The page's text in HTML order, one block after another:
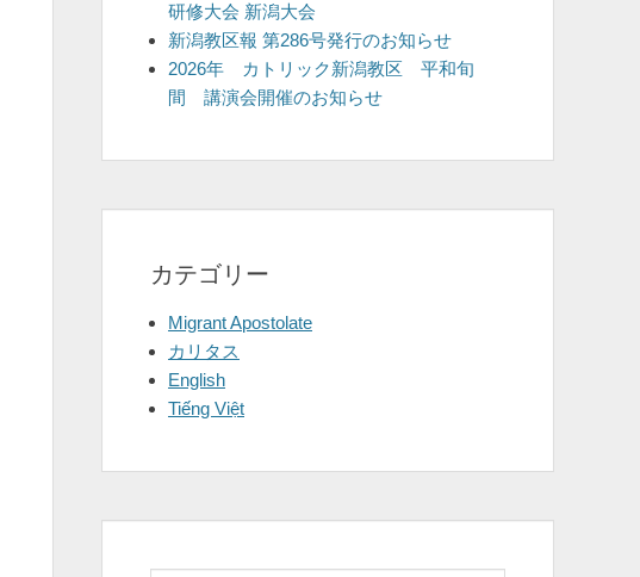
研修大会 新潟大会
新潟教区報 第286号発行のお知らせ
2026年 カトリック新潟教区 平和旬
間 講演会開催のお知らせ
カテゴリー
Migrant Apostolate
カリタス
English
Tiếng Việt